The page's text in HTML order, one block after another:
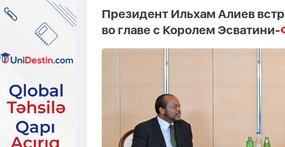
Президент Ильхам Алиев
во главе с Королем Эсватини-